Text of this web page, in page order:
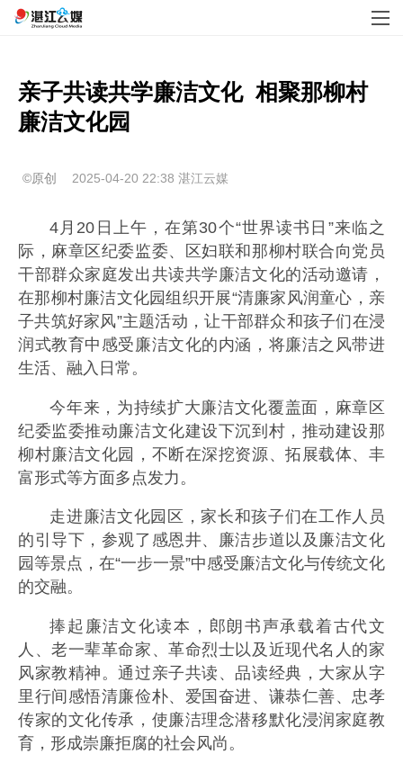
亲子共读共学廉洁文化  相聚那柳村
廉洁文化园
©原创 2025-04-20 22:38 湛江云媒
4月20日上午，在第30个“世界读书日”来临之
际，麻章区纪委监委、区妇联和那柳村联合向党员
干部群众家庭发出共读共学廉洁文化的活动邀请，
在那柳村廉洁文化园组织开展“清廉家风润童心，亲
子共筑好家风”主题活动，让干部群众和孩子们在浸
润式教育中感受廉洁文化的内涵，将廉洁之风带进
生活、融入日常。
今年来，为持续扩大廉洁文化覆盖面，麻章区
纪委监委推动廉洁文化建设下沉到村，推动建设那
柳村廉洁文化园，不断在深挖资源、拓展载体、丰
富形式等方面多点发力。
走进廉洁文化园区，家长和孩子们在工作人员
的引导下，参观了感恩井、廉洁步道以及廉洁文化
园等景点，在“一步一景”中感受廉洁文化与传统文化
的交融。
捧起廉洁文化读本，郎朗书声承载着古代文
人、老一辈革命家、革命烈士以及近现代名人的家
风家教精神。通过亲子共读、品读经典，大家从字
里行间感悟清廉俭朴、爱国奋进、谦恭仁善、忠孝
传家的文化传承，使廉洁理念潜移默化浸润家庭教
育，形成崇廉拒腐的社会风尚。